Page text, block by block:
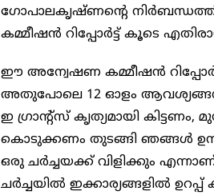
ഗോപാലകൃഷ്ണന്റെ
കമ്മീഷൻ റിപ്പോർട്ട് കൂടെ
ഈ അന്വേഷണ കമ്മീഷൻ
അതുപോലെ 12 ഓളം ആവശ്യങ്ങൾ
ഇ ​ഗ്രാന്റ്സ് കൃത്യമായി കിട്ടണം,
കൊടുക്കണം തുടങ്ങി ഞങ്ങൾ
ഒരു ചർച്ചയക്ക് വിളിക്കും
ചർച്ചയിൽ ഇക്കാര്യങ്ങളിൽ ഉറപ്പ്